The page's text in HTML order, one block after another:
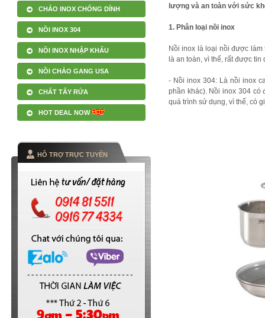
CHẢO INOX CHỐNG DÍNH
NỒI INOX 304
NỒI INOX NHẬP KHẨU
NỒI CHẢO GANG USA
CHẤT TẨY RỬA
HOT DEAL NOW
HỖ TRỢ TRỰC TUYẾN
lượng và an toàn với sức
1. Phân loại nồi inox
Nồi inox là loại nồi được
là an toàn, vì thế, rất được
- Nồi inox 304: Là nồi inox
phần khác). Nồi inox 304 có
quá trình sử dụng, vì thế, có